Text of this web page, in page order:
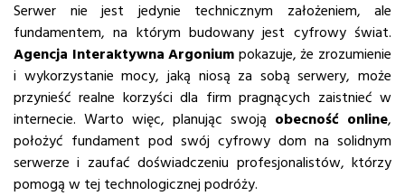
Serwer nie jest jedynie technicznym założeniem, ale
fundamentem, na którym budowany jest cyfrowy świat.
Agencja Interaktywna Argonium pokazuje, że zrozumienie
i wykorzystanie mocy, jaką niosą za sobą serwery, może
przynieść realne korzyści dla firm pragnących zaistnieć w
internecie. Warto więc, planując swoją obecność online,
położyć fundament pod swój cyfrowy dom na solidnym
serwerze i zaufać doświadczeniu profesjonalistów, którzy
pomogą w tej technologicznej podróży.